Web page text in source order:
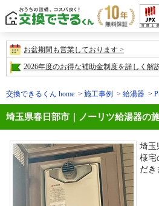
お盆期間も営業しております
2026年度のお得な補助金制度を詳しく解
交換できるくん home 施工事例 給湯器
埼玉県春日部市｜ノーリツ給湯器の
埼玉
様宅
だき